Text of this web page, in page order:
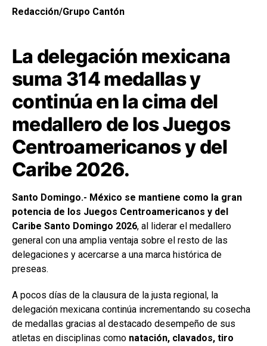
Redacción/Grupo Cantón
La delegación mexicana
suma 314 medallas y
continúa en la cima del
medallero de los Juegos
Centroamericanos y del
Caribe 2026.
Santo Domingo.- México se mantiene como la gran
potencia de los Juegos Centroamericanos y del
Caribe Santo Domingo 2026, al liderar el medallero
general con una amplia ventaja sobre el resto de las
delegaciones y acercarse a una marca histórica de
preseas.
A pocos días de la clausura de la justa regional, la
delegación mexicana continúa incrementando su cosecha
de medallas gracias al destacado desempeño de sus
atletas en disciplinas como natación, clavados, tiro